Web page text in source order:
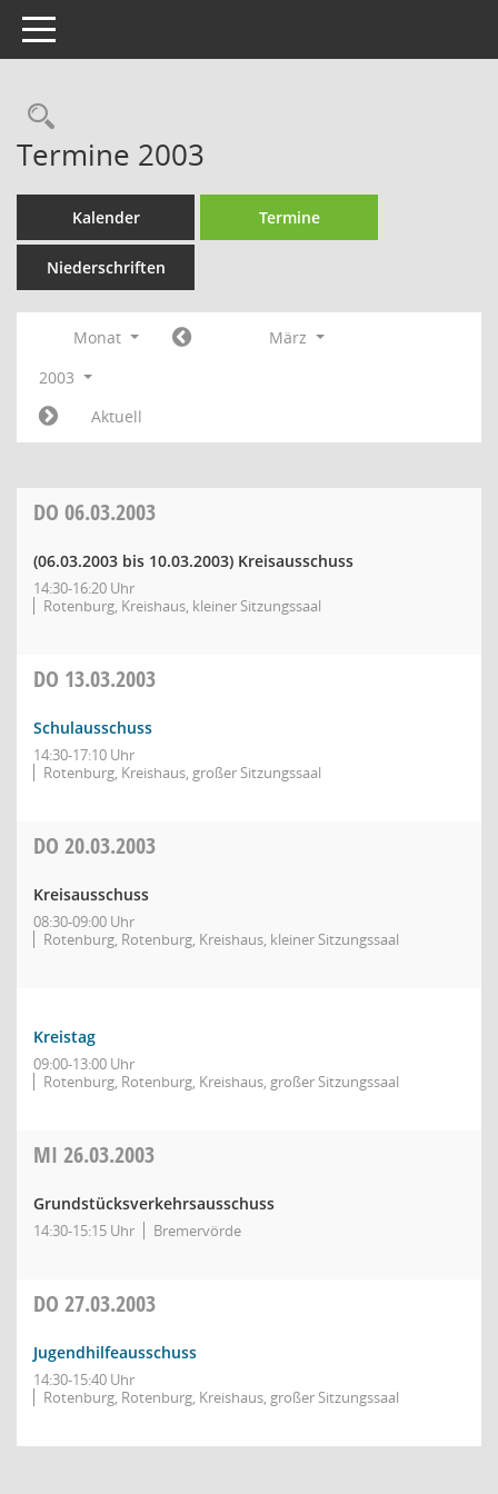
Toggle navigation
Rechercheauswahl
Termine 2003
Kalender Termine
Niederschriften
Monat
März
2003
Aktuell
DO 06.03.2003
(06.03.2003 bis 10.03.2003) Kreisausschuss
14:30-16:20 Uhr
Rotenburg, Kreishaus, kleiner Sitzungssaal
DO 13.03.2003
Schulausschuss
14:30-17:10 Uhr
Rotenburg, Kreishaus, großer Sitzungssaal
DO 20.03.2003
Kreisausschuss
08:30-09:00 Uhr
Rotenburg, Rotenburg, Kreishaus, kleiner Sitzungssaal
Kreistag
09:00-13:00 Uhr
Rotenburg, Rotenburg, Kreishaus, großer Sitzungssaal
MI 26.03.2003
Grundstücksverkehrsausschuss
14:30-15:15 Uhr Bremervörde
DO 27.03.2003
Jugendhilfeausschuss
14:30-15:40 Uhr
Rotenburg, Rotenburg, Kreishaus, großer Sitzungssaal